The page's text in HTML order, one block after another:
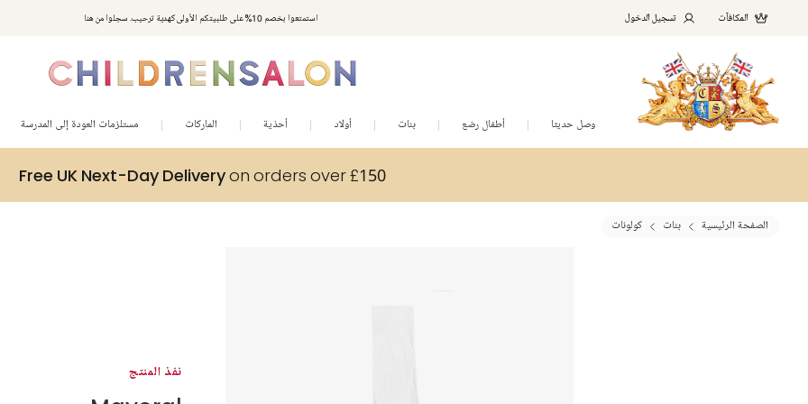
استمتعوا بخصم 10% على طلبيتكم الأولى كهدية ترحيب. سجلوا من هنا المكافآت تسجيل الدخول
وصل حديثا أطفال رضع بنات أولاد أحذية الماركات مستلزمات العودة إلى المدرسة
Free UK Next-Day Deliveryon orders over £150
الصفحة الرئيسية بنات كولونات
نفذ المنتج